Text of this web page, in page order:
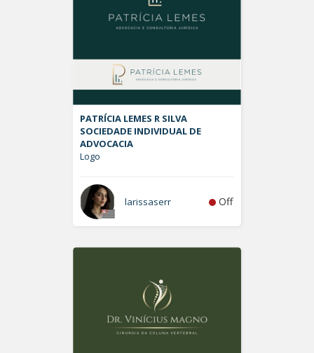
PATRÍCIA LEMES R SILVA
SOCIEDADE INDIVIDUAL DE
ADVOCACIA
Logo
larissaserr Off